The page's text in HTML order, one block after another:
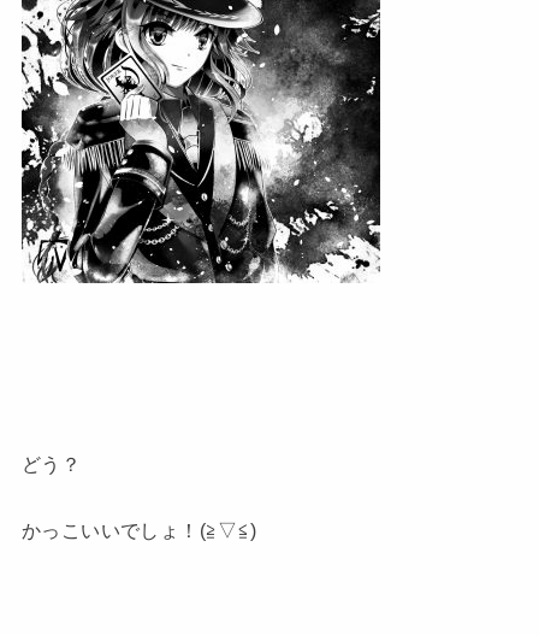
どう？
かっこいいでしょ！(≧▽≦)